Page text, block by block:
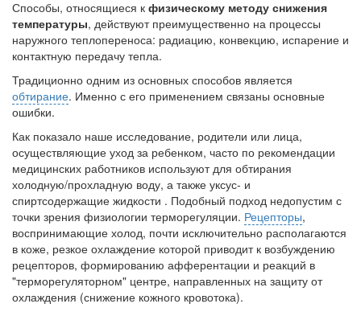
Способы, относящиеся к физическому методу снижения
температуры, действуют преимущественно на процессы
наружного теплопереноса: радиацию, конвекцию, испарение и
контактную передачу тепла.
Традиционно одним из основных способов является
обтирание. Именно с его применением связаны основные
ошибки.
Как показало наше исследование, родители или лица,
осуществляющие уход за ребенком, часто по рекомендации
медицинских работников используют для обтирания
холодную/прохладную воду, а также уксус- и
спиртсодержащие жидкости . Подобный подход недопустим с
точки зрения физиологии терморегуляции. Рецепторы,
воспринимающие холод, почти исключительно располагаются
в коже, резкое охлаждение которой приводит к возбуждению
рецепторов, формированию афферентации и реакций в
"терморегуляторном" центре, направленных на защиту от
охлаждения (снижение кожного кровотока).